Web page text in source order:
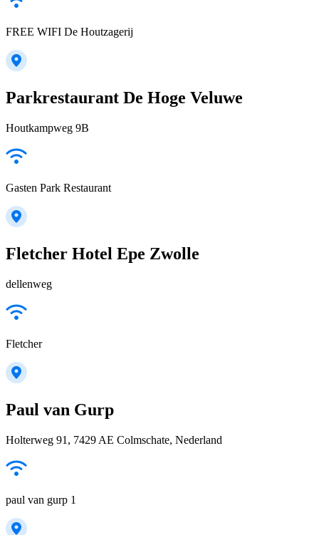
FREE WIFI De Houtzagerij
Parkrestaurant De Hoge Veluwe
Houtkampweg 9B
Gasten Park Restaurant
Fletcher Hotel Epe Zwolle
dellenweg
Fletcher
Paul van Gurp
Holterweg 91, 7429 AE Colmschate, Nederland
paul van gurp 1